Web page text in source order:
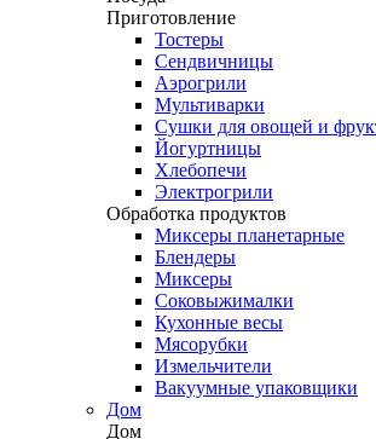
Приготовление
Тостеры
Сендвичницы
Аэрогрили
Мультиварки
Сушки для овощей и
Йогуртницы
Хлебопечи
Электрогрили
Обработка продуктов
Миксеры планетарные
Блендеры
Миксеры
Соковыжималки
Кухонные весы
Мясорубки
Измельчители
Вакуумные упаковщики
Дом
Дом